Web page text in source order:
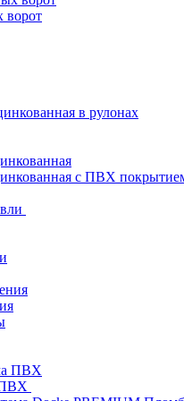
ворот
в рулонах
с ПВХ
ПВХ